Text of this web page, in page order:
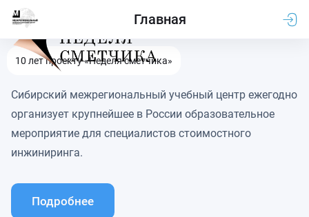
Главная
10 лет проекту «Неделя сметчика»
Сибирский межрегиональный учебный центр ежегодно
организует крупнейшее в России образовательное
мероприятие для специалистов стоимостного
инжиниринга.
Подробнее